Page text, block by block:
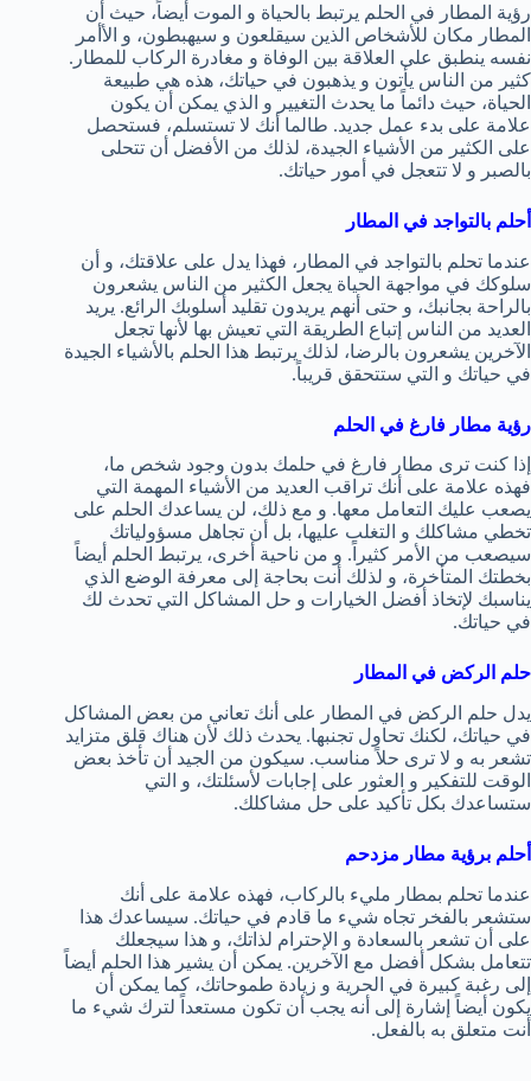
رؤية المطار في الحلم يرتبط بالحياة و الموت أيضاً، حيث أن
المطار مكان للأشخاص الذين سيقلعون و سيهبطون، و الأأمر
نفسه ينطبق على العلاقة بين الوفاة و مغادرة الركاب للمطار.
كثير من الناس يأتون و يذهبون في حياتك، هذه هي طبيعة
الحياة، حيث دائماً ما يحدث التغيير و الذي يمكن أن يكون
علامة على بدء عمل جديد. طالما أنك لا تستسلم، فستحصل
على الكثير من الأشياء الجيدة، لذلك من الأفضل أن تتحلى
بالصبر و لا تتعجل في أمور حياتك.
أحلم بالتواجد في المطار
عندما تحلم بالتواجد في المطار، فهذا يدل على علاقتك، و أن
سلوكك في مواجهة الحياة يجعل الكثير من الناس يشعرون
بالراحة بجانبك، و حتى أنهم يريدون تقليد أسلوبك الرائع. يريد
العديد من الناس إتباع الطريقة التي تعيش بها لأنها تجعل
الآخرين يشعرون بالرضا، لذلك يرتبط هذا الحلم بالأشياء الجيدة
في حياتك و التي ستتحقق قريباً.
رؤية مطار فارغ في الحلم
إذا كنت ترى مطار فارغ في حلمك بدون وجود شخص ما،
فهذه علامة على أنك تراقب العديد من الأشياء المهمة التي
يصعب عليك التعامل معها. و مع ذلك، لن يساعدك الحلم على
تخطي مشاكلك و التغلب عليها، بل أن تجاهل مسؤولياتك
سيصعب من الأمر كثيراً. و من ناحية أخرى، يرتبط الحلم أيضاً
بخطتك المتأخرة، و لذلك أنت بحاجة إلى معرفة الوضع الذي
يناسبك لإتخاذ أفضل الخيارات و حل المشاكل التي تحدث لك
في حياتك.
حلم الركض في المطار
يدل حلم الركض في المطار على أنك تعاني من بعض المشاكل
في حياتك، لكنك تحاول تجنبها. يحدث ذلك لأن هناك قلق متزايد
تشعر به و لا ترى حلاً مناسب. سيكون من الجيد أن تأخذ بعض
الوقت للتفكير و العثور على إجابات لأسئلتك، و التي
ستساعدك بكل تأكيد على حل مشاكلك.
أحلم برؤية مطار مزدحم
عندما تحلم بمطار مليء بالركاب، فهذه علامة على أنك
ستشعر بالفخر تجاه شيء ما قادم في حياتك. سيساعدك هذا
على أن تشعر بالسعادة و الإحترام لذاتك، و هذا سيجعلك
تتعامل بشكل أفضل مع الآخرين. يمكن أن يشير هذا الحلم أيضاً
إلى رغبة كبيرة في الحرية و زيادة طموحاتك، كما يمكن أن
يكون أيضاً إشارة إلى أنه يجب أن تكون مستعداً لترك شيء ما
أنت متعلق به بالفعل.